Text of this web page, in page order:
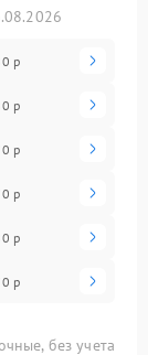
р
р
р
р
р
р
без учета